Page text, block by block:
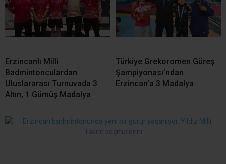
Erzincanlı Milli
Badmintonculardan
Uluslararası Turnuvada 3
Altın, 1 Gümüş Madalya
Türkiye Grekoromen Güreş
Şampiyonası’ndan
Erzincan’a 3 Madalya